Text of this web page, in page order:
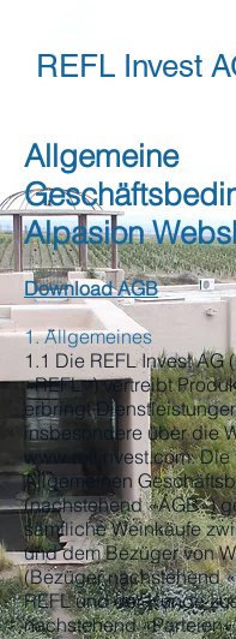
REFL Invest
Allgemeine
Alpasion
Download AGB
1. Allgemeines
1.1 Die REFL Invest AG
«REFL») vertreibt
erbringt
insbesondere über die
www.reflinvest.com. Die
Allgemeinen
(nachstehend «AGB»)
sämtliche Weinkäufe
und dem Bezüger von
(Bezüger nachstehend
REFL und der Kunde
nachstehend